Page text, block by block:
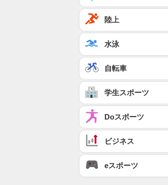
陸上
水泳
自転車
学生スポーツ
Doスポーツ
ビジネス
eスポーツ